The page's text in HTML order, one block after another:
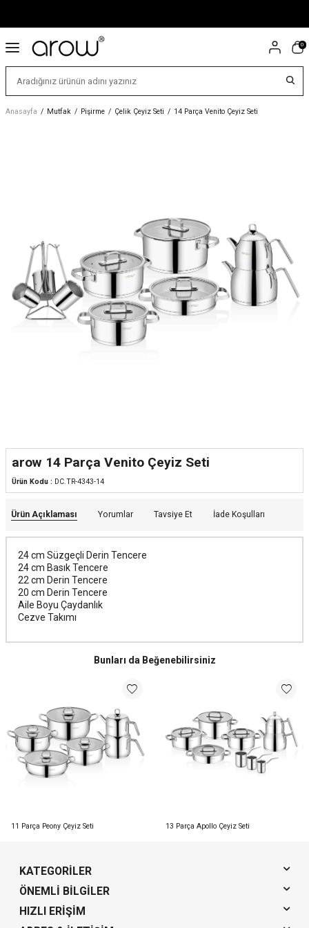
0
Anasayfa / Mutfak / Pişirme / Çelik Çeyiz Seti / 14 Parça Venito Çeyiz Seti
arow 14 Parça Venito Çeyiz Seti
Ürün Kodu : DC.TR-4343-14
Ürün Açıklaması Yorumlar Tavsiye Et İade Koşulları
24 cm Süzgeçli Derin Tencere
24 cm Basık Tencere
22 cm Derin Tencere
20 cm Derin Tencere
Aile Boyu Çaydanlık
Cezve Takımı
Bunları da Beğenebilirsiniz
11 Parça Peony Çeyiz Seti 13 Parça Apollo Çeyiz Seti
KATEGORILER
ÖNEMLI BILGILER
HIZLI ERIŞIM